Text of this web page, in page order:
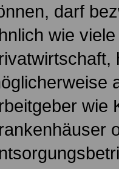
darf
wie
wie